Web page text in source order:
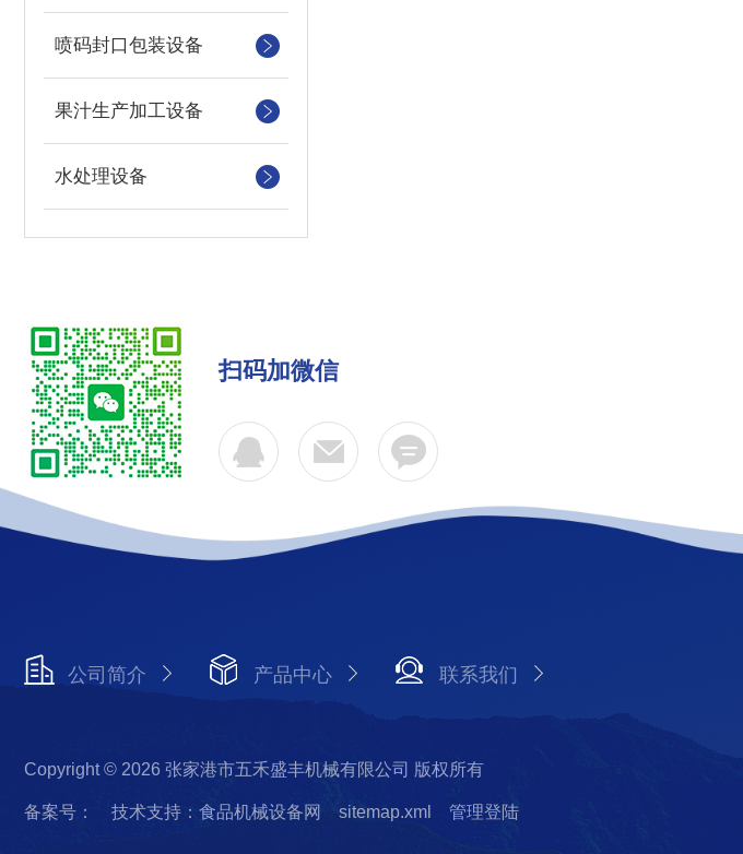
喷码封口包装设备
果汁生产加工设备
水处理设备
扫码加微信
公司简介 产品中心 联系我们
Copyright © 2026 张家港市五禾盛丰机械有限公司 版权所有
备案号： 技术支持：食品机械设备网 sitemap.xml 管理登陆